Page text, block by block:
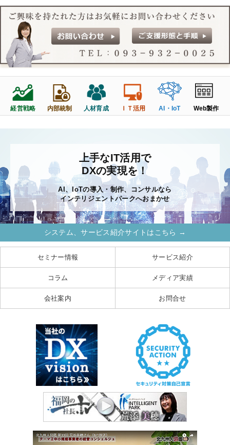
経営戦略 内部統制 人材育成 ＩＴ活用 AI・IoT Web製作
上手なIT活用で
DXの実現を！
AI、IoTの導入・制作、コンサルなら
インテリジェントパークへおまかせ
システム、サービス紹介サイトはこちら →
セミナー情報 サービス紹介
コラム メディア実績
会社案内 お問合せ